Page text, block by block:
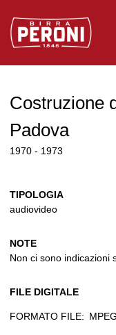
Logo Birra Peroni
Costruzione
Padova
1970 - 1973
TIPOLOGIA
audiovideo
NOTE
Non ci sono indicazioni
FILE DIGITALE
FORMATO FILE: MPEG